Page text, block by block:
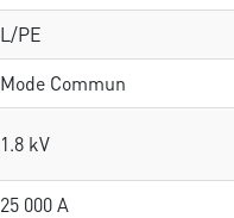
L/PE
Mode Commun
1.8 kV
25 000 A